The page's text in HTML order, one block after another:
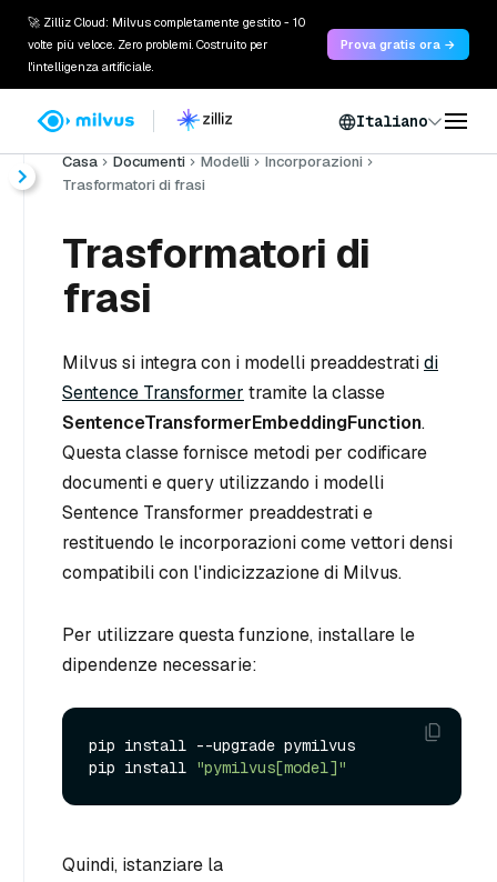
🚀 Zilliz Cloud: Milvus completamente gestito - 10
volte più veloce. Zero problemi. Costruito per
l'intelligenza artificiale.
Prova gratis ora →
Italiano
Casa Documenti Modelli
Incorporazioni
Trasformatori di frasi
Trasformatori di
frasi
Milvus si integra con i modelli preaddestratidi
Sentence Transformer tramite la classe
SentenceTransformerEmbeddingFunction.
Questa classe fornisce metodi per codificare
documenti e query utilizzando i modelli
Sentence Transformer preaddestrati e
restituendo le incorporazioni come vettori densi
compatibili con l'indicizzazione di Milvus.
Per utilizzare questa funzione, installare le
dipendenze necessarie:
pip install --upgrade pymilvus
pip install "pymilvus[model]"
Quindi, istanziare la